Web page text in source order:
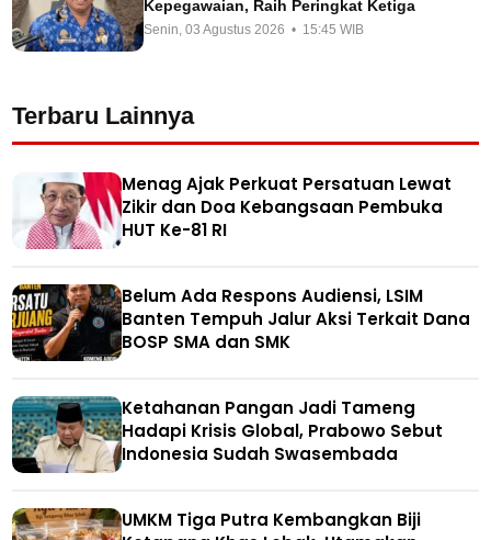
Kepegawaian, Raih Peringkat Ketiga
Senin, 03 Agustus 2026 • 15:45 WIB
Terbaru Lainnya
Menag Ajak Perkuat Persatuan Lewat
Zikir dan Doa Kebangsaan Pembuka
HUT Ke-81 RI
Belum Ada Respons Audiensi, LSIM
Banten Tempuh Jalur Aksi Terkait Dana
BOSP SMA dan SMK
Ketahanan Pangan Jadi Tameng
Hadapi Krisis Global, Prabowo Sebut
Indonesia Sudah Swasembada
UMKM Tiga Putra Kembangkan Biji